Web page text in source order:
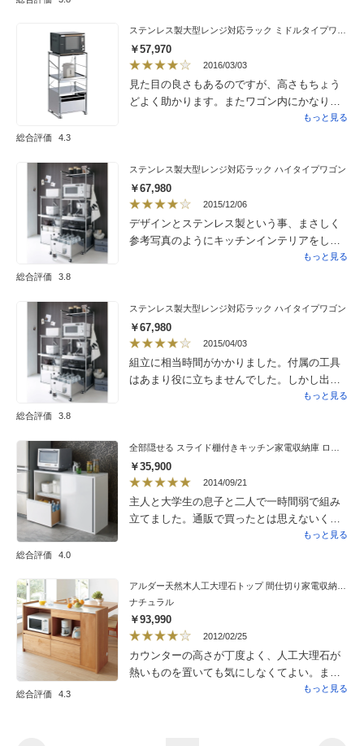
で、その棚が半分の大きさだったのがやや不
満に思いました。組み立てはお願いしました
が1時間ほどかかっていました。頼んで正解で
した。
総合評価 4.3
￥57,970
2016/03/03
見た目の良さもあるのですが、高さもちょう
どよく助かります。またワゴン内にかなりの
量、水などをストックしておけるので便利で
もっと見る
総合評価 3.8
ステンレス製大型レンジ対応ラック ハイタイプワゴン
￥67,980
2015/12/06
デザインとステンレス製という事、まさしく
参考写真のようにキッチンインテリアをした
かったので決めました。見た目も美しく、惚
つも要らないと思う事。組立が難しいみたい
なので3千円なら組立サービスがお得だと思い
ます。でも、組立スタッフは自社の方ではな
く宅配業者へ委託なので少し苦戦されてまし
た。
もっと見る
総合評価 3.8
ステンレス製大型レンジ対応ラック ハイタイプワゴン
￥67,980
2015/04/03
組立に相当時間がかかりました。付属の工具
はあまり役に立ちませんでした。しかし出来
上がった製品はしっかりしていて美しく使い
もっと見る
総合評価 4.0
￥35,900
2014/09/21
主人と大学生の息子と二人で一時間弱で組み
立てました。通販で買ったとは思えないくら
い立派なレンジ台でした。化粧合版も白くて
ます
もっと見る
総合評価 4.3
アルダー天然木人工大理石トップ 間仕切り家電収納キッチンカウンター 幅144cm
ナチュラル
￥93,990
2012/02/25
カウンターの高さが丁度よく、人工大理石が
熱いものを置いても気にしなくてよい。また
カウンターとして安心して使えます。汚れも
もっと見る